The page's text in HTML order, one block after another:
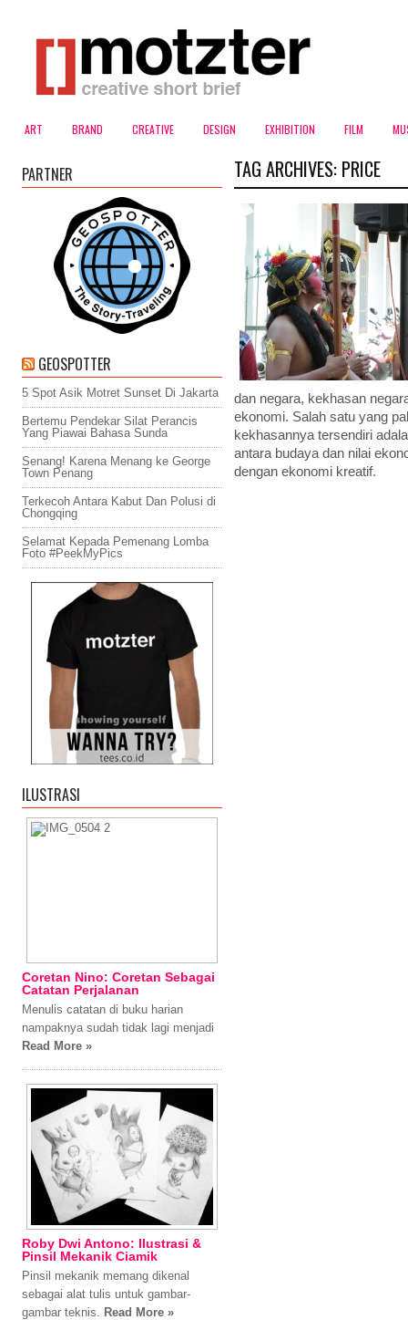
ART BRAND CREATIVE DESIGN EXHIBITION FILM
TAG ARCHIVES: PRICE
dan negara, kekhasan
ekonomi. Salah satu yang
kekhasannya tersendiri
antara budaya dan nilai
dengan ekonomi kreatif.
PARTNER
GEOSPOTTER
5 Spot Asik Motret Sunset Di Jakarta
Bertemu Pendekar Silat Perancis
Yang Piawai Bahasa Sunda
Senang! Karena Menang ke George
Town Penang
Terkecoh Antara Kabut Dan Polusi di
Chongqing
Selamat Kepada Pemenang Lomba
Foto #PeekMyPics
ILUSTRASI
Coretan Nino: Coretan Sebagai
Catatan Perjalanan
Menulis catatan di buku harian
nampaknya sudah tidak lagi menjadi
Read More »
Roby Dwi Antono: Ilustrasi &
Pinsil Mekanik Ciamik
Pinsil mekanik memang dikenal
sebagai alat tulis untuk gambar-
gambar teknis. Read More »